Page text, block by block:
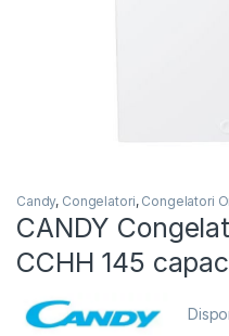
Candy, Congelatori, Congelatori
CANDY
CCHH 145